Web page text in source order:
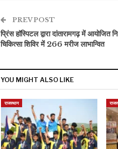
PREV POST
प्रिंस हाॅस्पिटल द्वारा दांतारामगढ़ में आयोजित
चिकित्सा शिविर में 266 मरीज लाभान्वित
YOU MIGHT ALSO LIKE
राजस्थान